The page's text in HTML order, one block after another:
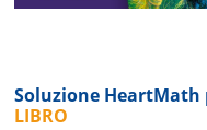
Soluzione
LIBRO